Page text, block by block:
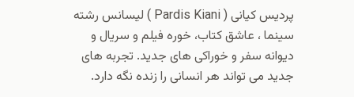
پردیس کیانی (‌ Pardis Kiani ) لیسانس رشته
سینما ، عاشق کتاب، خوره فیلم و سریال و
دیوانه سفر و خوراکی های جدید. تجربه های
جدید می تواند هر انسانی را زنده نگه دارد.